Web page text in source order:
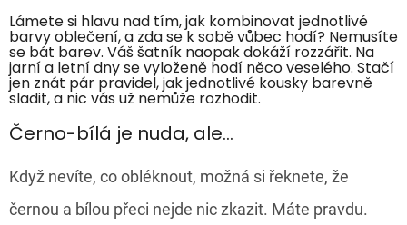
Lámete si hlavu nad tím, jak kombinovat jednotlivé
barvy oblečení, a zda se k sobě vůbec hodí? Nemusíte
se bát barev. Váš šatník naopak dokáží rozzářit. Na
jarní a letní dny se vyloženě hodí něco veselého. Stačí
jen znát pár pravidel, jak jednotlivé kousky barevně
sladit, a nic vás už nemůže rozhodit.
Černo-bílá je nuda, ale...
Když nevíte, co obléknout, možná si řeknete, že
černou a bílou přeci nejde nic zkazit. Máte pravdu.